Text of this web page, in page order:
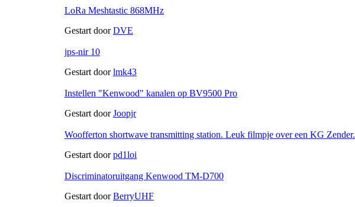
LoRa Meshtastic 868MHz
Gestart doorDVE
jps-nir 10
Gestart doorlmk43
Instellen "Kenwood" kanalen op BV9500 Pro
Gestart doorJoopjr
Woofferton shortwave transmitting station. Leuk filmpje over een KG Zender.
Gestart doorpd1loi
Discriminatoruitgang Kenwood TM-D700
Gestart doorBerryUHF